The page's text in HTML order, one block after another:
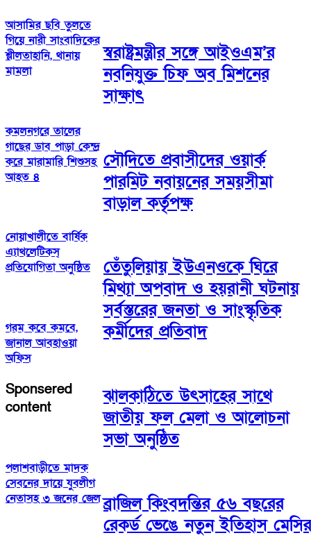
আসামির ছবি তুলতে
গিয়ে নারী সাংবাদিকের
শ্লীলতাহানি, থানায়
মামলা
কমলনগরে তালের
গাছের ডাব পাড়া কেন্দ্র
করে মারামারি শিশুসহ
আহত ৪
নোয়াখালীতে বার্ষিক
এ্যাথলেটিকস্
প্রতিযোগিতা অনুষ্ঠিত
গরম কবে কমবে,
জানাল আবহাওয়া
অফিস
Sponsered
content
পলাশবাড়ীতে মাদক
সেবনের দায়ে যুবলীগ
নেতাসহ ৩ জনের জেল
স্বরাষ্ট্রমন্ত্রীর সঙ্গে আইওএম’র
নবনিযুক্ত চিফ অব মিশনের
সাক্ষাৎ
সৌদিতে প্রবাসীদের ওয়ার্ক
পারমিট নবায়নের সময়সীমা
বাড়াল কর্তৃপক্ষ
তেঁতুলিয়ায় ইউএনওকে ঘিরে
মিথ্যা অপবাদ ও হয়রানী ঘটনায়
সর্বস্তরের জনতা ও সাংস্কৃতিক
কর্মীদের প্রতিবাদ
ঝালকাঠিতে উৎসাহের সাথে
জাতীয় ফল মেলা ও আলোচনা
সভা অনুষ্ঠিত
ব্রাজিল কিংবদন্তির ৫৬ বছরের
রেকর্ড ভেঙে নতুন ইতিহাস মেসির